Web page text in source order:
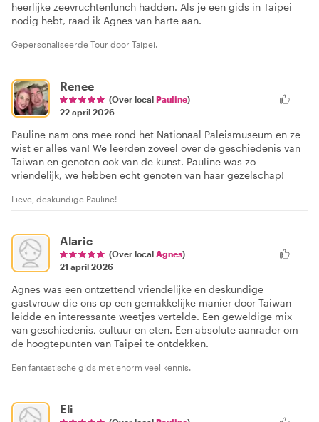
heerlijke zeevruchtenlunch hadden. Als je een gids in Taipei
nodig hebt, raad ik Agnes van harte aan.
Gepersonaliseerde Tour door Taipei.
Renee
(Over local Pauline)
22 april 2026
Pauline nam ons mee rond het Nationaal Paleismuseum en ze
wist er alles van! We leerden zoveel over de geschiedenis van
Taiwan en genoten ook van de kunst. Pauline was zo
vriendelijk, we hebben echt genoten van haar gezelschap!
Lieve, deskundige Pauline!
Alaric
(Over local Agnes)
21 april 2026
Agnes was een ontzettend vriendelijke en deskundige
gastvrouw die ons op een gemakkelijke manier door Taiwan
leidde en interessante weetjes vertelde. Een geweldige mix
van geschiedenis, cultuur en eten. Een absolute aanrader om
de hoogtepunten van Taipei te ontdekken.
Een fantastische gids met enorm veel kennis.
Eli